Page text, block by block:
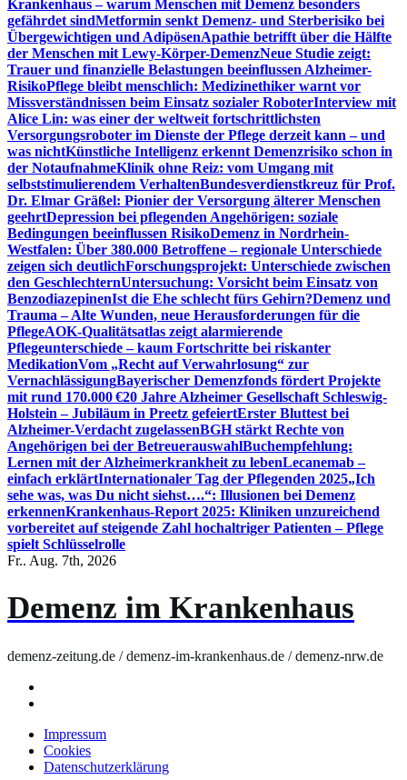
Krankenhaus – warum Menschen mit Demenz besonders
gefährdet sindMetformin senkt Demenz- und Sterberisiko bei
Übergewichtigen und AdipösenApathie betrifft über die Hälfte
der Menschen mit Lewy-Körper-DemenzNeue Studie zeigt:
Trauer und finanzielle Belastungen beeinflussen Alzheimer-
RisikoPflege bleibt menschlich: Medizinethiker warnt vor
Missverständnissen beim Einsatz sozialer RoboterInterview mit
Alice Lin: was einer der weltweit fortschrittlichsten
Versorgungsroboter im Dienste der Pflege derzeit kann – und
was nichtKünstliche Intelligenz erkennt Demenzrisiko schon in
der NotaufnahmeKlinik ohne Reiz: vom Umgang mit
selbststimulierendem VerhaltenBundesverdienstkreuz für Prof.
Dr. Elmar Gräßel: Pionier der Versorgung älterer Menschen
geehrtDepression bei pflegenden Angehörigen: soziale
Bedingungen beeinflussen RisikoDemenz in Nordrhein-
Westfalen: Über 380.000 Betroffene – regionale Unterschiede
zeigen sich deutlichForschungsprojekt: Unterschiede zwischen
den GeschlechternUntersuchung: Vorsicht beim Einsatz von
BenzodiazepinenIst die Ehe schlecht fürs Gehirn?Demenz und
Trauma – Alte Wunden, neue Herausforderungen für die
PflegeAOK-Qualitätsatlas zeigt alarmierende
Pflegeunterschiede – kaum Fortschritte bei riskanter
MedikationVom „Recht auf Verwahrlosung“ zur
VernachlässigungBayerischer Demenzfonds fördert Projekte
mit rund 170.000 €20 Jahre Alzheimer Gesellschaft Schleswig-
Holstein – Jubiläum in Preetz gefeiertErster Bluttest bei
Alzheimer-Verdacht zugelassenBGH stärkt Rechte von
Angehörigen bei der BetreuerauswahlBuchempfehlung:
Lernen mit der Alzheimerkrankheit zu lebenLecanemab –
einfach erklärtInternationaler Tag der Pflegenden 2025„Ich
sehe was, was Du nicht siehst….“: Illusionen bei Demenz
erkennenKrankenhaus-Report 2025: Kliniken unzureichend
vorbereitet auf steigende Zahl hochaltriger Patienten – Pflege
spielt Schlüsselrolle
Fr.. Aug. 7th, 2026
Demenz im Krankenhaus
demenz-zeitung.de / demenz-im-krankenhaus.de / demenz-nrw.de
Impressum
Cookies
Datenschutzerklärung